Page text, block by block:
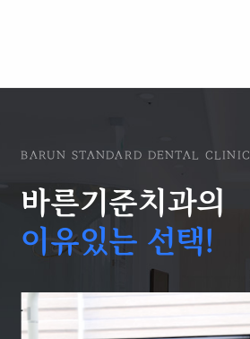
BARUN STANDARD DENTAL CLINIC
바른기준치과의
이유있는 선택!